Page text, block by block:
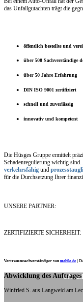
das Unfallgutachten trägt die
öffentlich bestellte und
über 500 Sachverständige
über 50 Jahre Erfahrung
DIN ISO 9001 zertifiziert
schnell und zuverlässig
innovativ und kompetent
Die Hüsges Gruppe ermittelt
Schadenregulierung wichtig
verkehrsfähig und
für die Durchsetzung Ihrer
UNSERE PARTNER:
ZERTIFIZIERTE SICHERHEIT:
Vertrauenssachverständiger vonmobile.de
Abwicklung des
Winfried S. aus Langweid am